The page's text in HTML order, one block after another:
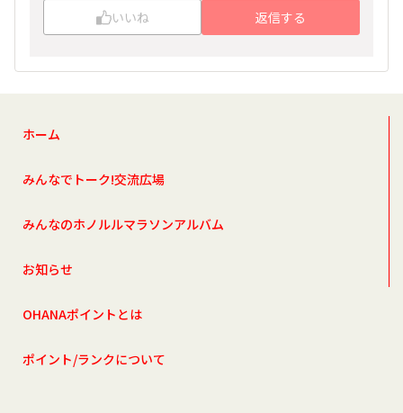
ぜひ何時もと違うホノマラを満喫なさってくださ
現地でまたお会いできるのを楽しみにしています
いいね 返信する
ホーム
みんなでトーク!交流広場
みんなのホノルルマラソンアルバム
お知らせ
OHANAポイントとは
ポイント/ランクについて